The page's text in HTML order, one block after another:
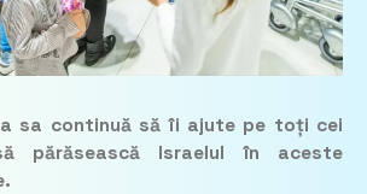
sa continuă să îi ajute pe toți cei
părăsească Israelul în aceste